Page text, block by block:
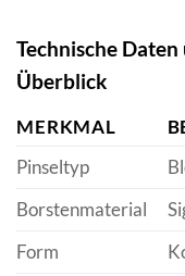
Technische
Überblick
MERKMAL
Pinseltyp
Borstenmaterial
Form